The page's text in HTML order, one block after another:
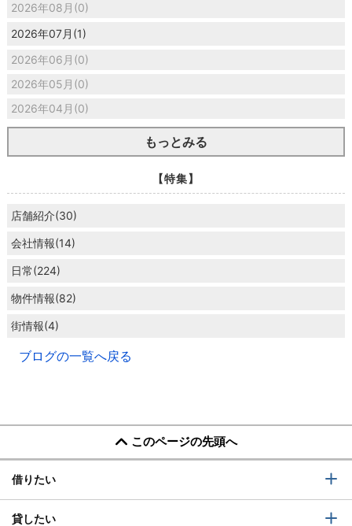
2026年08月(0)
2026年07月(1)
2026年06月(0)
2026年05月(0)
2026年04月(0)
もっとみる
【特集】
店舗紹介(30)
会社情報(14)
日常(224)
物件情報(82)
街情報(4)
ブログの一覧へ戻る
このページの先頭へ
借りたい
貸したい